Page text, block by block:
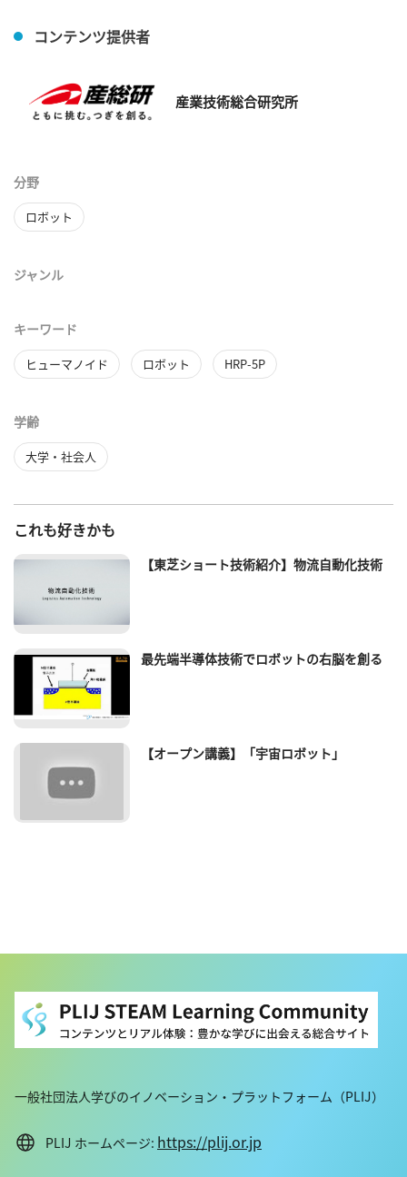
コンテンツ提供者
産業技術総合研究所
分野
ロボット
ジャンル
キーワード
ヒューマノイド ロボット HRP-5P
学齢
大学・社会人
これも好きかも
【東芝ショート技術紹介】物流自動化技術
最先端半導体技術でロボットの右脳を創る
【オープン講義】「宇宙ロボット」
一般社団法人学びのイノベーション・プラットフォーム（PLIJ）
PLIJ ホームページ: https://plij.or.jp